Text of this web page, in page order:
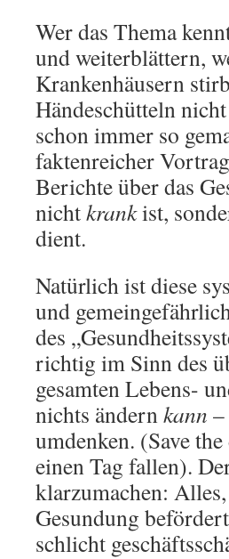
Wer das Thema
und weiterblättern,
Krankenhäusern
Händeschütteln
schon immer so
faktenreicher
Berichte über das
nichtkrankist,
dient.
Natürlich ist diese
und
des
richtig im Sinn des
gesamten Lebens-
nichts ändernkann
umdenken. (Save
einen Tag fallen).
klarzumachen:
Gesundung
schlicht